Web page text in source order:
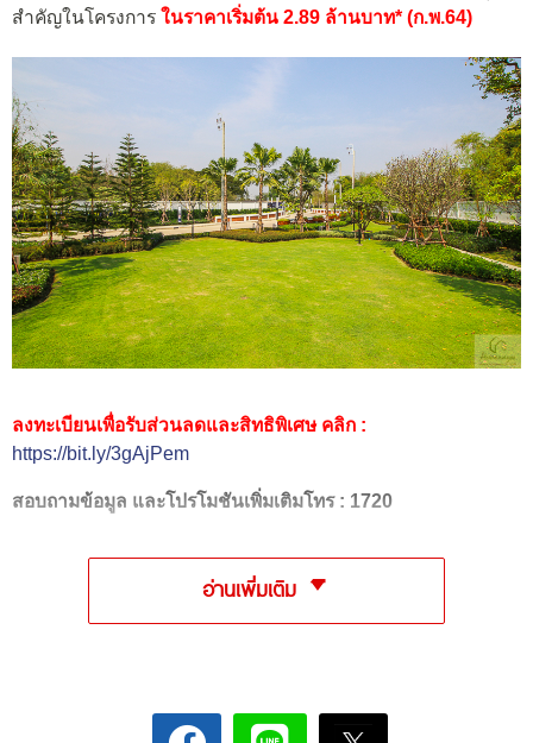
สำคัญในโครงการ ในราคาเริ่มต้น 2.89 ล้านบาท* (ก.พ.64)
ลงทะเบียนเพื่อรับส่วนลดและสิทธิพิเศษ คลิก :
https://bit.ly/3gAjPem
สอบถามข้อมูล และโปรโมชันเพิ่มเติมโทร : 1720
อ่านเพิ่มเติม